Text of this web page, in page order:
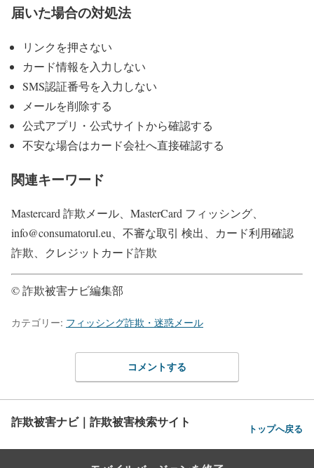
届いた場合の対処法
リンクを押さない
カード情報を入力しない
SMS認証番号を入力しない
メールを削除する
公式アプリ・公式サイトから確認する
不安な場合はカード会社へ直接確認する
関連キーワード
Mastercard 詐欺メール、MasterCard フィッシング、
info@consumatorul.eu、不審な取引 検出、カード利用確認
詐欺、クレジットカード詐欺
© 詐欺被害ナビ編集部
カテゴリー: フィッシング詐欺・迷惑メール
コメントする
詐欺被害ナビ｜詐欺被害検索サイト トップへ戻る